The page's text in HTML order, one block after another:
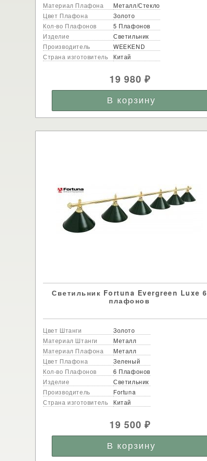
Материал Плафона
Металл/Стекло
Цвет Плафона
Золото
Кол-во Плафонов
5 Плафонов
Изделие
Светильник
Производитель
WEEKEND
Страна изготовитель
Китай
19 980₽
Светильник Fortuna Evergreen Luxe 6
плафонов
Цвет Штанги
Золото
Материал Штанги
Металл
Материал Плафона
Металл
Цвет Плафона
Зеленый
Кол-во Плафонов
6 Плафонов
Изделие
Светильник
Производитель
Fortuna
Страна изготовитель
Китай
19 500₽